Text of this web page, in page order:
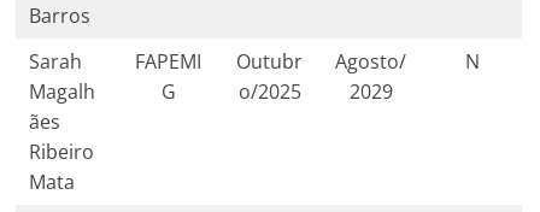
Barros
Sarah
Magalh
ães
Ribeiro
Mata
FAPEMI
G
Outubr
o/2025
Agosto/
2029
N